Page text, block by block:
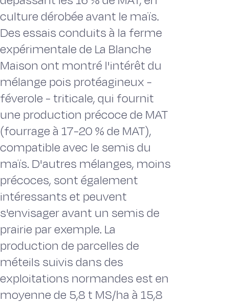
culture dérobée avant le maïs.
Des essais conduits à la ferme
expérimentale de La Blanche
Maison ont montré l'intérêt du
mélange pois protéagineux -
féverole - triticale, qui fournit
une production précoce de MAT
(fourrage à 17-20 % de MAT),
compatible avec le semis du
maïs. D'autres mélanges, moins
précoces, sont également
intéressants et peuvent
s'envisager avant un semis de
prairie par exemple. La
production de parcelles de
méteils suivis dans des
exploitations normandes est en
moyenne de 5,8 t MS/ha à 15,8